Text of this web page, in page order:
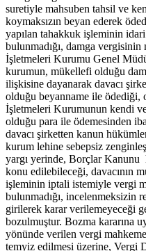
suretiyle mahsuben tahsil ve
koymaksızın beyan ederek
yapılan tahakkuk işleminin
bulunmadığı, damga
İşletmeleri Kurumu Genel
kurumun, mükellefi olduğu
ilişkisine dayanarak davacı
olduğu beyanname ile
İşletmeleri Kurumunun kendi
olduğu para ile ödemesinden
davacı şirketten kanun
kurum lehine sebepsiz
yargı yerinde, Borçlar Kanunu
konu edilebileceği, davacının
işleminin iptali istemiyle vergi
bulunmadığı, incelenmeksizin
girilerek karar verilemeyeceği
bozulmuştur. Bozma kararına
yönünde verilen vergi
temyiz edilmesi üzerine, Vergi